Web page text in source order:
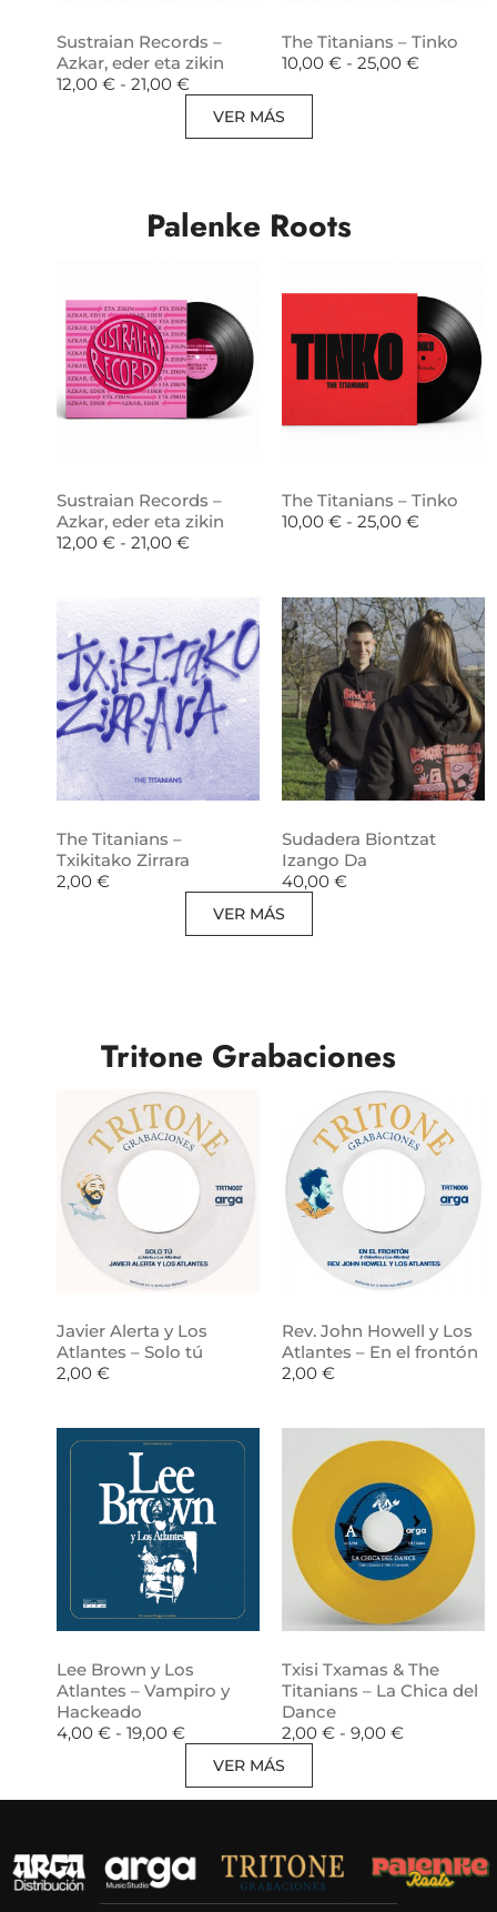
Sustraian Records –
Azkar, eder eta zikin
12,00 € - 21,00 €
The Titanians – Tinko
10,00 € - 25,00 €
VER MÁS
Palenke Roots
Sustraian Records –
Azkar, eder eta zikin
12,00 € - 21,00 €
The Titanians – Tinko
10,00 € - 25,00 €
The Titanians –
Txikitako Zirrara
2,00 €
Sudadera Biontzat
Izango Da
40,00 €
VER MÁS
Tritone Grabaciones
Javier Alerta y Los
Atlantes – Solo tú
2,00 €
Rev. John Howell y Los
Atlantes – En el frontón
2,00 €
Lee Brown y Los
Atlantes – Vampiro y
Hackeado
4,00 € - 19,00 €
Txisi Txamas & The
Titanians – La Chica del
Dance
2,00 € - 9,00 €
VER MÁS